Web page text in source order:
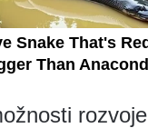
rozvoje